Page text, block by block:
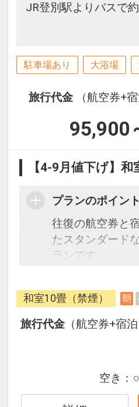
JR登別駅よりバスで
駐車場あり 大浴場
旅行代金
（航空券+
95,900
【4-9月値下げ】
プランのポイント
往復の航空券と
たスタンダード
ランです。
できるダイナミ
ら、一都市滞在
にも最適！
旅行期間中の1
泊・飛び泊など
フライトは、安
JALグループ）
ル50%貯まりま
和室10畳（禁煙） 朝
旅行代金 （航空券+宿
空き： ○